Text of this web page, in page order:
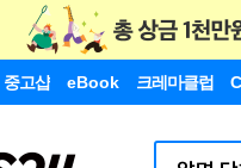
중고샵 eBook 크레마클럽